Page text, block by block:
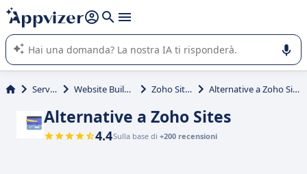
righe con
shift + enter
L'IA di Appvizer vi guida nell'utilizzo o nella scelta di un
software SaaS per la vostra azienda.
Servizi Website Builder Zoho Sites Alternative a Zoho Sites
Alternative a Zoho Sites
4.4Sulla base di +200 recensioni